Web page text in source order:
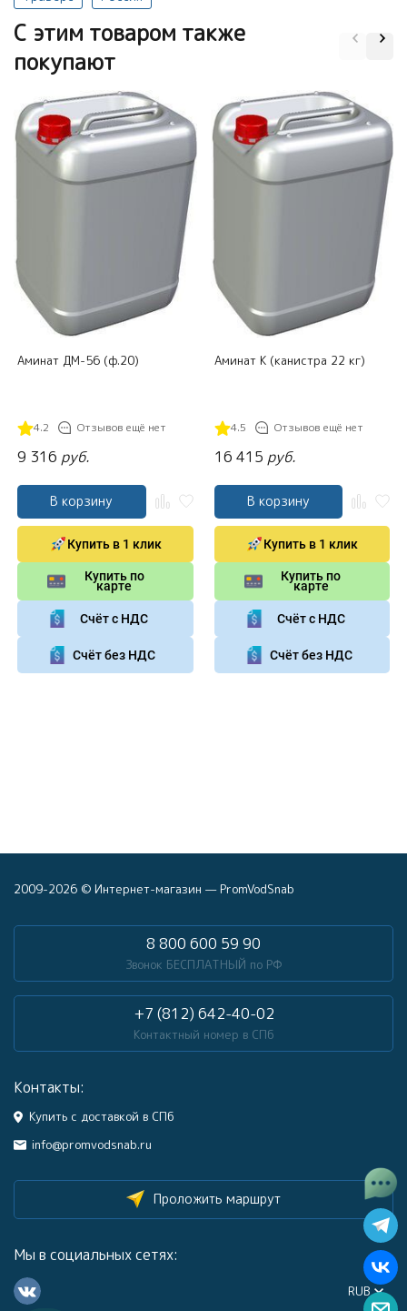
C этим товаром также
покупают
Аминат ДМ-56 (ф.20)
4.2 Отзывов ещё нет
9 316 руб.
В корзину
Купить в 1 клик
Купить по
карте
Счёт с НДС
Счёт без НДС
Аминат К (канистра 22 кг)
4.5 Отзывов ещё нет
16 415 руб.
В корзину
Купить в 1 клик
Купить по
карте
Счёт с НДС
Счёт без НДС
2009-2026 © Интернет-магазин — PromVodSnab
8 800 600 59 90
Звонок БЕСПЛАТНЫЙ по РФ
+7 (812) 642-40-02
Контактный номер в СПб
Контакты:
Купить с доставкой в СПб
info@promvodsnab.ru
Проложить маршрут
Мы в социальных сетях:
RUB